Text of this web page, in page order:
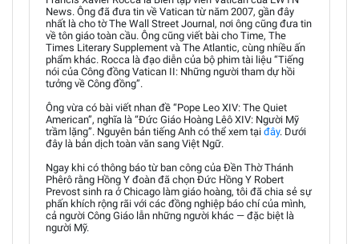
News. Ông đã đưa tin về Vatican từ năm 2007, gần đây
nhất là cho tờ The Wall Street Journal, nơi ông cũng đưa tin
về tôn giáo toàn cầu. Ông cũng viết bài cho Time, The
Times Literary Supplement và The Atlantic, cùng nhiều ấn
phẩm khác. Rocca là đạo diễn của bộ phim tài liệu “Tiếng
nói của Công đồng Vatican II: Những người tham dự hồi
tưởng về Công đồng”.
Ông vừa có bài viết nhan đề “Pope Leo XIV: The Quiet
American”, nghĩa là “Đức Giáo Hoàng Lêô XIV: Người Mỹ
trầm lặng”. Nguyên bản tiếng Anh có thể xem tại đây. Dưới
đây là bản dịch toàn văn sang Việt Ngữ.
Ngay khi có thông báo từ ban công của Đền Thờ Thánh
Phêrô rằng Hồng Y đoàn đã chọn Đức Hồng Y Robert
Prevost sinh ra ở Chicago làm giáo hoàng, tôi đã chia sẻ sự
phấn khích rộng rãi với các đồng nghiệp báo chí của mình,
cả người Công Giáo lẫn những người khác — đặc biệt là
người Mỹ.